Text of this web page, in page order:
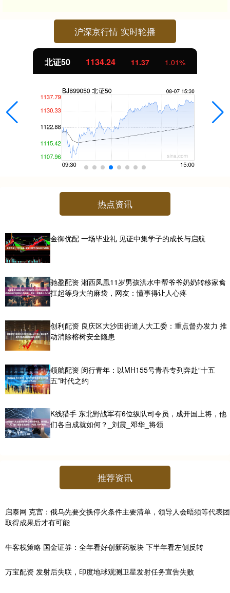
沪深京行情 实时轮播
北证50 1134.24 11.37 1.01%
热点资讯
金御优配 一场毕业礼 见证中集学子的成长与启航
驰盈配资 湘西凤凰11岁男孩洪水中帮爷爷奶奶转移家禽
扛起等身大的麻袋，网友：懂事得让人心疼
创利配资 良庆区大沙田街道人大工委：重点督办发力 推
动消除榕树安全隐患
领航配资 闵行青年：以MH155号青春专列奔赴“十五
五”时代之约
K线猎手 东北野战军有6位纵队司令员，成开国上将，他
们各自成就如何？_刘震_邓华_将领
推荐资讯
启泰网 克宫：俄乌先要交换停火条件主要清单，领导人会晤须等代表团
取得成果后才有可能
牛客栈策略 国金证券：全年看好创新药板块 下半年看左侧反转
万宝配资 发射后失联，印度地球观测卫星发射任务宣告失败